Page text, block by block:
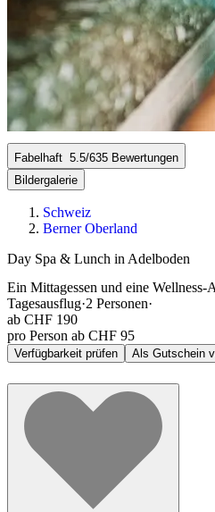
Fabelhaft 5.5/635 Bewertungen
Bildergalerie
Schweiz
Berner Oberland
Day Spa & Lunch in Adelboden
Ein Mittagessen und eine
Tagesausflug·2 Personen·
ab CHF 190
pro Person ab CHF 95
Verfügbarkeit prüfen Als Gutschein